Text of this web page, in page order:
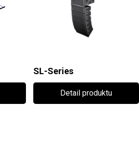
SL-Series
Detail produktu